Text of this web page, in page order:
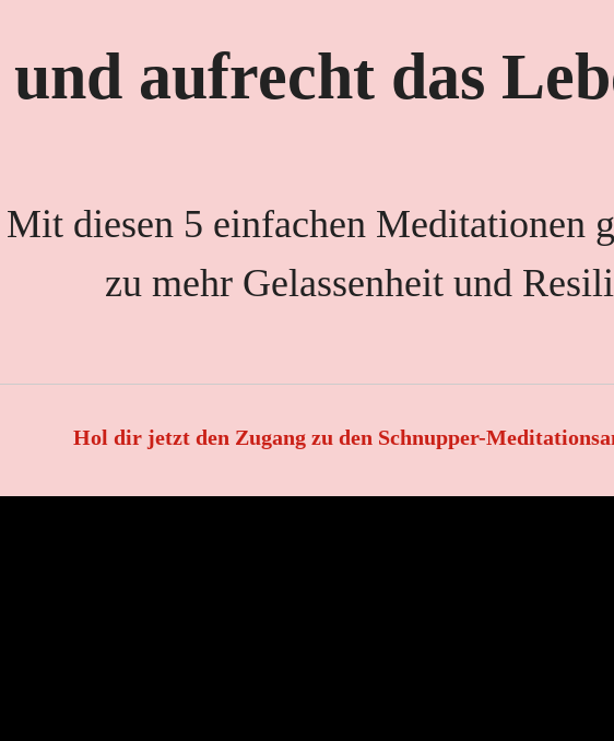
aufrecht das
Mit diesen 5 einfachen Meditationen
zu mehr Gelassenheit und
Hol dir jetzt den Zugang zu den Schnupper-